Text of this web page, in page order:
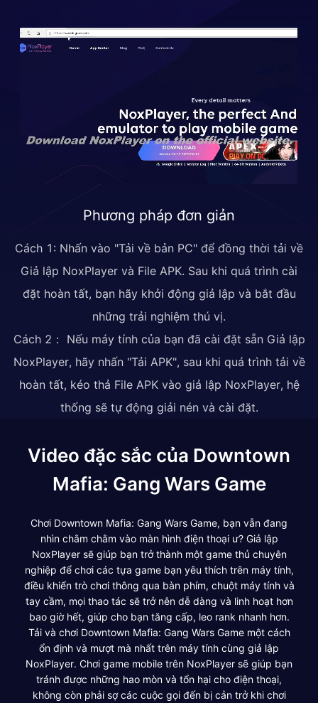
Phương pháp đơn giản
Cách 1: Nhấn vào "Tải về bản PC" để đồng thời tải về
Giả lập NoxPlayer và File APK. Sau khi quá trình cài
đặt hoàn tất, bạn hãy khởi động giả lập và bắt đầu
những trải nghiệm thú vị.
Cách 2： Nếu máy tính của bạn đã cài đặt sẵn Giả lập
NoxPlayer, hãy nhấn "Tải APK", sau khi quá trình tải về
hoàn tất, kéo thả File APK vào giả lập NoxPlayer, hệ
thống sẽ tự động giải nén và cài đặt.
Video đặc sắc của Downtown
Mafia: Gang Wars Game
Chơi Downtown Mafia: Gang Wars Game, bạn vẫn đang
nhìn chằm chằm vào màn hình điện thoại ư? Giả lập
NoxPlayer sẽ giúp bạn trở thành một game thủ chuyên
nghiệp để chơi các tựa game bạn yêu thích trên máy tính,
điều khiển trò chơi thông qua bàn phím, chuột máy tính và
tay cầm, mọi thao tác sẽ trở nên dễ dàng và linh hoạt hơn
bao giờ hết, giúp cho bạn tăng cấp, leo rank nhanh hơn.
Tải và chơi Downtown Mafia: Gang Wars Game một cách
ổn định và mượt mà nhất trên máy tính cùng giả lập
NoxPlayer. Chơi game mobile trên NoxPlayer sẽ giúp bạn
tránh được những hao mòn và tổn hại cho điện thoại,
không còn phải sợ các cuộc gọi đến bị cản trở khi chơi